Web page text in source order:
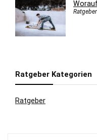
Ratgeber
Ratgeber Kategorien
Ratgeber